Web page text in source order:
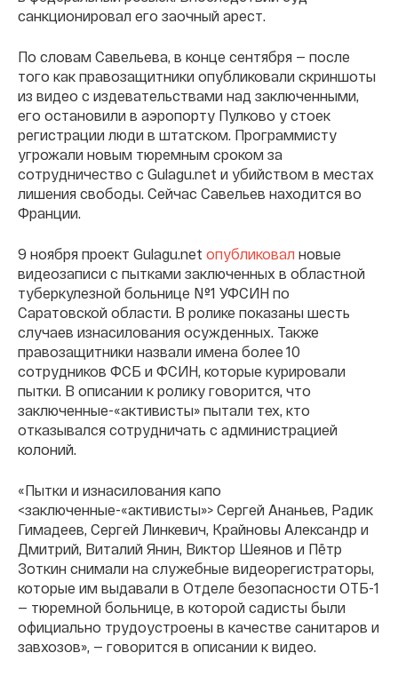
санкционировал его заочный арест.
По словам Савельева, в конце сентября — после
того как правозащитники опубликовали скриншоты
из видео c издевательствами над заключенными,
его остановили в аэропорту Пулково у стоек
регистрации люди в штатском. Программисту
угрожали новым тюремным сроком за
сотрудничество с Gulagu.net и убийством в местах
лишения свободы. Сейчас Савельев находится во
Франции.
9 ноября проект Gulagu.net опубликовал новые
видеозаписи с пытками заключенных в областной
туберкулезной больнице №1 УФСИН по
Саратовской области. В ролике показаны шесть
случаев изнасилования осужденных. Также
правозащитники назвали имена более 10
сотрудников ФСБ и ФСИН, которые курировали
пытки. В описании к ролику говорится, что
заключенные-«активисты» пытали тех, кто
отказывался сотрудничать с администрацией
колоний.
«Пытки и изнасилования капо
<заключенные-«активисты»> Сергей Ананьев, Радик
Гимадеев, Сергей Линкевич, Крайновы Александр и
Дмитрий, Виталий Янин, Виктор Шеянов и Пётр
Зоткин снимали на служебные видеорегистраторы,
которые им выдавали в Отделе безопасности ОТБ-1
— тюремной больнице, в которой садисты были
официально трудоустроены в качестве санитаров и
завхозов», — говорится в описании к видео.